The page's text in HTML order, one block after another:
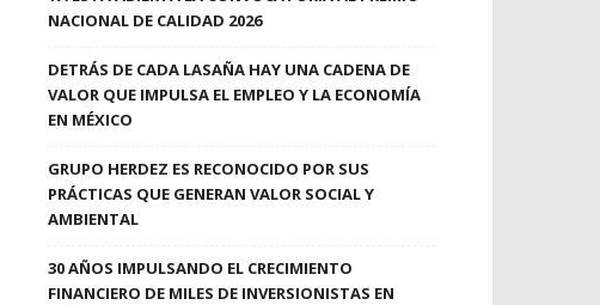
NACIONAL DE CALIDAD 2026
DETRÁS DE CADA LASAÑA HAY UNA CADENA DE
VALOR QUE IMPULSA EL EMPLEO Y LA ECONOMÍA
EN MÉXICO
GRUPO HERDEZ ES RECONOCIDO POR SUS
PRÁCTICAS QUE GENERAN VALOR SOCIAL Y
AMBIENTAL
30 AÑOS IMPULSANDO EL CRECIMIENTO
FINANCIERO DE MILES DE INVERSIONISTAS EN